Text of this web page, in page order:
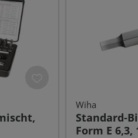
Wiha
Standard-
Form E